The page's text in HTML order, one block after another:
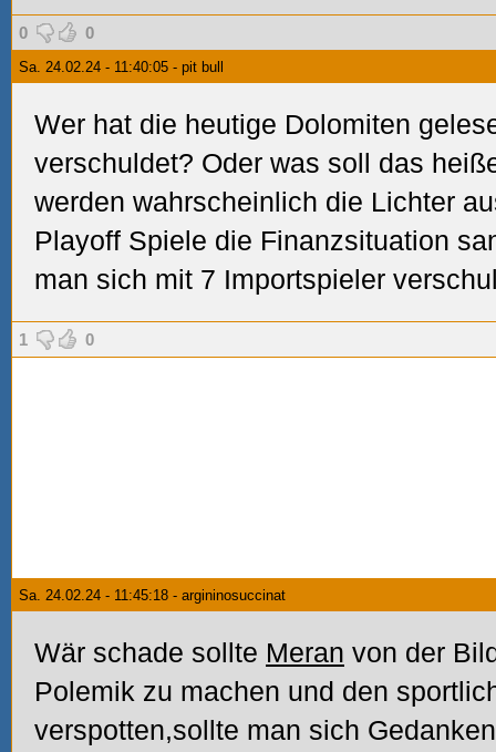
0 0
Sa. 24.02.24 - 11:40:05 - pit bull
Wer hat die heutige Dolomiten
verschuldet? Oder was soll das
werden wahrscheinlich die Lichter
Playoff Spiele die Finanzsituation
man sich mit 7 Importspieler
1 0
Sa. 24.02.24 - 11:45:18 - argininosuccinat
Wär schade sollte Meran von der
Polemik zu machen und den
verspotten,sollte man sich